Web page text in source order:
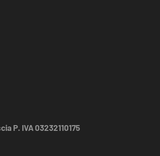
P. IVA 03232110175